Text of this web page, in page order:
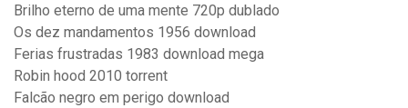
Brilho eterno de uma mente 720p dublado
Os dez mandamentos 1956 download
Ferias frustradas 1983 download mega
Robin hood 2010 torrent
Falcão negro em perigo download